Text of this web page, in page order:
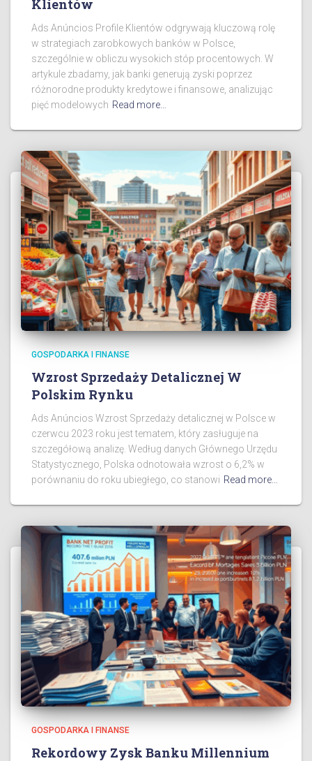
Klientów
Ads Anúncios Profile Klientów odgrywają kluczową rolę
w strategiach zarobkowych banków w Polsce,
szczególnie w obliczu wysokich stóp procentowych. W
artykule zbadamy, jak banki generują zyski poprzez
różnorodne produkty kredytowe i finansowe, analizując
pięć modelowych Read more…
GOSPODARKA I FINANSE
Wzrost Sprzedaży Detalicznej W
Polskim Rynku
Ads Anúncios Wzrost Sprzedaży detalicznej w Polsce w
czerwcu 2023 roku jest tematem, który zasługuje na
szczegółową analizę. Według danych Głównego Urzędu
Statystycznego, Polska odnotowała wzrost o 6,2% w
porównaniu do roku ubiegłego, co stanowi Read more…
GOSPODARKA I FINANSE
Rekordowy Zysk Banku Millennium